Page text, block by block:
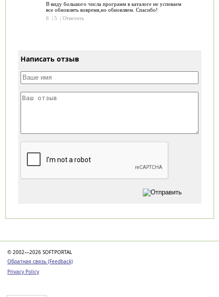
В виду большого числа программ в каталоге не успеваем
все обновлять вовремя,но обновляем. Спасибо!
6
| 5 | Ответить
Написать отзыв
© 2002—2026 SOFTPORTAL
Обратная связь (Feedback)
Privacy Policy